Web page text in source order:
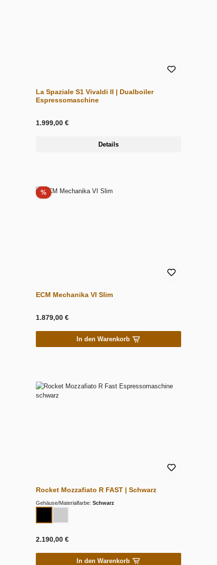
La Spaziale S1 Vivaldi II | Dualboiler
Espressomaschine
1.999,00 €
Details
%Rabatt
ECM Mechanika VI Slim
1.879,00 €
In den Warenkorb
Rocket Mozzafiato R FAST | Schwarz
Gehäuse/Materialfarbe: Schwarz
2.190,00 €
In den Warenkorb